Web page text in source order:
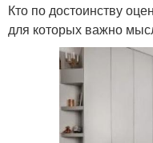
Кто по достоинству
для которых важно